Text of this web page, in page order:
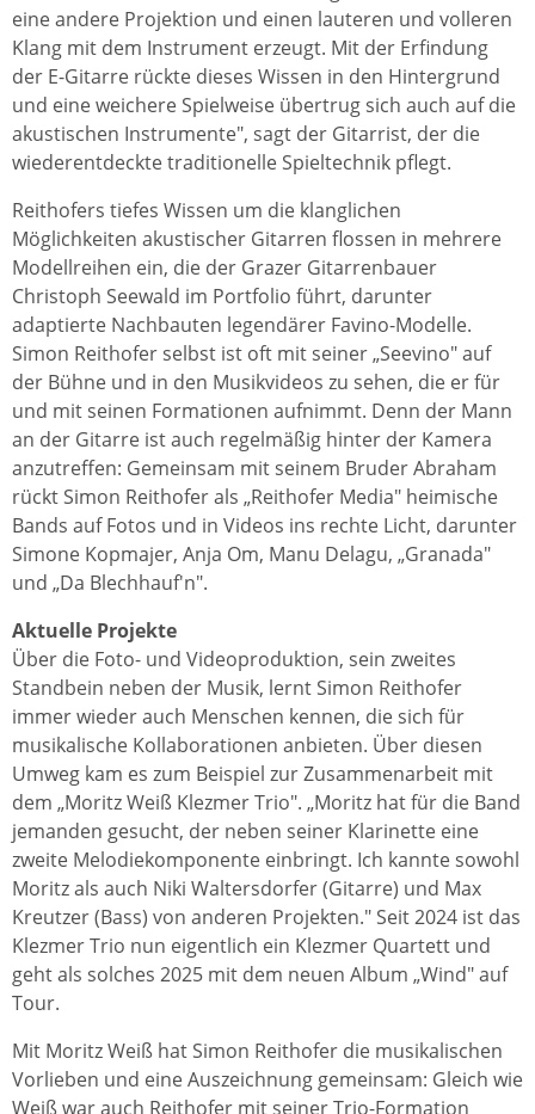
eine andere Projektion und einen lauteren und volleren
Klang mit dem Instrument erzeugt. Mit der Erfindung
der E-Gitarre rückte dieses Wissen in den Hintergrund
und eine weichere Spielweise übertrug sich auch auf die
akustischen Instrumente", sagt der Gitarrist, der die
wiederentdeckte traditionelle Spieltechnik pflegt.
Reithofers tiefes Wissen um die klanglichen
Möglichkeiten akustischer Gitarren flossen in mehrere
Modellreihen ein, die der Grazer Gitarrenbauer
Christoph Seewald im Portfolio führt, darunter
adaptierte Nachbauten legendärer Favino-Modelle.
Simon Reithofer selbst ist oft mit seiner „Seevino" auf
der Bühne und in den Musikvideos zu sehen, die er für
und mit seinen Formationen aufnimmt. Denn der Mann
an der Gitarre ist auch regelmäßig hinter der Kamera
anzutreffen: Gemeinsam mit seinem Bruder Abraham
rückt Simon Reithofer als „Reithofer Media" heimische
Bands auf Fotos und in Videos ins rechte Licht, darunter
Simone Kopmajer, Anja Om, Manu Delagu, „Granada"
und „Da Blechhauf'n".
Aktuelle Projekte
Über die Foto- und Videoproduktion, sein zweites
Standbein neben der Musik, lernt Simon Reithofer
immer wieder auch Menschen kennen, die sich für
musikalische Kollaborationen anbieten. Über diesen
Umweg kam es zum Beispiel zur Zusammenarbeit mit
dem „Moritz Weiß Klezmer Trio". „Moritz hat für die Band
jemanden gesucht, der neben seiner Klarinette eine
zweite Melodiekomponente einbringt. Ich kannte sowohl
Moritz als auch Niki Waltersdorfer (Gitarre) und Max
Kreutzer (Bass) von anderen Projekten." Seit 2024 ist das
Klezmer Trio nun eigentlich ein Klezmer Quartett und
geht als solches 2025 mit dem neuen Album „Wind" auf
Tour.
Mit Moritz Weiß hat Simon Reithofer die musikalischen
Vorlieben und eine Auszeichnung gemeinsam: Gleich wie
Weiß war auch Reithofer mit seiner Trio-Formation